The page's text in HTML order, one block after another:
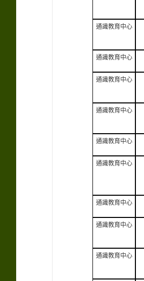
通識教育中心
通識教育中心
通識教育中心
通識教育中心
通識教育中心
通識教育中心
通識教育中心
通識教育中心
通識教育中心